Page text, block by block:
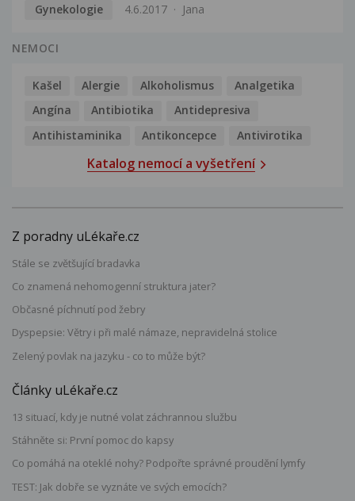
Gynekologie
4.6.2017 Jana
NEMOCI
Kašel Alergie Alkoholismus
Analgetika
Angína
Antibiotika
Antidepresiva
Antihistaminika
Antikoncepce Antivirotika
Katalog nemocí a vyšetření
Z poradny uLékaře.cz
Stále se zvětšující bradavka
Co znamená nehomogenní struktura jater?
Občasné píchnutí pod žebry
Dyspepsie: Větry i při malé námaze, nepravidelná stolice
Zelený povlak na jazyku - co to může být?
Články uLékaře.cz
13 situací, kdy je nutné volat záchrannou službu
Stáhněte si: První pomoc do kapsy
Co pomáhá na oteklé nohy? Podpořte správné proudění lymfy
TEST: Jak dobře se vyznáte ve svých emocích?